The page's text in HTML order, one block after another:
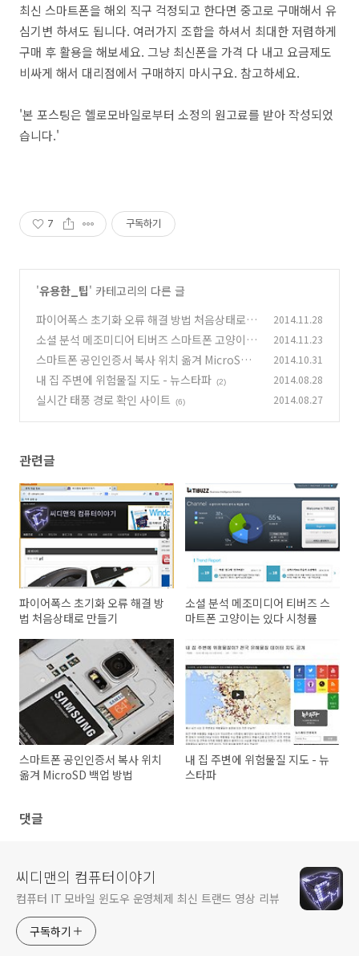
최신 스마트폰을 해외 직구 걱정되고 한다면 중고로 구매해서 유
심기변 하셔도 됩니다. 여러가지 조합을 하셔서 최대한 저렴하게
구매 후 활용을 해보세요. 그냥 최신폰을 가격 다 내고 요금제도
비싸게 해서 대리점에서 구매하지 마시구요. 참고하세요.
'본 포스팅은 헬로모바일로부터 소정의 원고료를 받아 작성되었
습니다.'
7 구독하기
'유용한_팁' 카테고리의 다른 글
파이어폭스 초기화 오류 해결 방법 처음상태로 만
들기
(2)
2014.11.28
소셜 분석 메조미디어 티버즈 스마트폰 고양이는
있다 시청률
(2)
2014.11.23
스마트폰 공인인증서 복사 위치 옮겨 MicroSD
백업 방법 (0)
2014.10.31
내 집 주변에 위험물질 지도 - 뉴스타파 (2) 2014.08.28
실시간 태풍 경로 확인 사이트 (6) 2014.08.27
관련글
파이어폭스 초기화 오류 해결 방
법 처음상태로 만들기
소셜 분석 메조미디어 티버즈 스
마트폰 고양이는 있다 시청률
스마트폰 공인인증서 복사 위치
옮겨 MicroSD 백업 방법
내 집 주변에 위험물질 지도 - 뉴
스타파
댓글
씨디맨의 컴퓨터이야기
컴퓨터 IT 모바일 윈도우 운영체제 최신 트랜드 영상 리뷰
구독하기